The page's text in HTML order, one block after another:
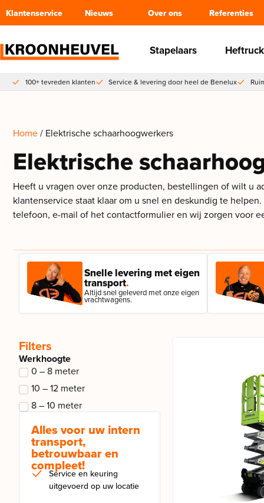
Klantenservice Nieuws Over ons Referenties
Stapelaars
100+ tevreden klanten Service & levering door heel de Benelux
Home/ Elektrische schaarhoogwerkers
Elektrische
Heeft u vragen over onze producten, bestellingen of wilt u
klantenservice staat klaar om u snel en deskundig te
telefoon, e-mail of het contactformulier en wij zorgen voor
Snelle levering met eigen
transport.
Altijd snel geleverd met onze eigen
vrachtwagens.
Filters
Werkhoogte
0 – 8 meter
10 – 12 meter
8 – 10 meter
Alles voor uw intern
transport,
betrouwbaar en
compleet!
Service en keuring
uitgevoerd op uw locatie